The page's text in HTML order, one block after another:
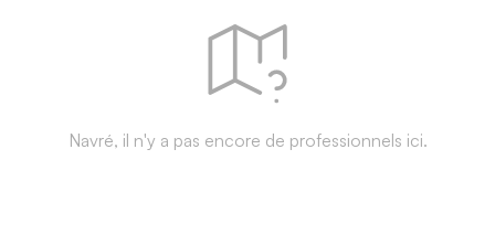
Navré, il n'y a pas encore de professionnels ici.